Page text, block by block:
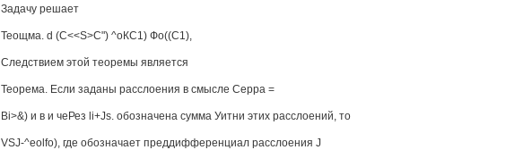
Задачу решает
Теощма. d (C<<S>C") ^оКС1) Фо((С1),
Следствием этой теоремы является
Теорема. Если заданы расслоения в смысле Серра =
Bi>&) и в и чеРез li+Js. обозначена сумма Уитни этих расслоений, то
VSJ-^eolfo), где обозначает преддифференциал расслоения J